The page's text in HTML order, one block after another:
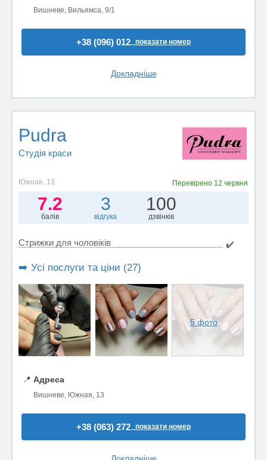
Вишневе, Вильямса, 9/1
+38 (096) 012..показати номер
Докладніше
Pudra
Студія краси
Южная, 13 Перевірено 12 червня
7.2
балів
3
відгука
100
дзвінків
Стрижки для чоловіків ✔️
➡️ Усі послуги та ціни (27)
5 фото
📍 Адреса
Вишневе, Южная, 13
+38 (063) 272..показати номер
Докладніше